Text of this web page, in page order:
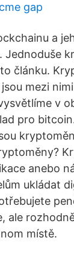
gap
a
Jednoduše
článku.
mezi
v
pro
anebo
ukládat
ale
místě.